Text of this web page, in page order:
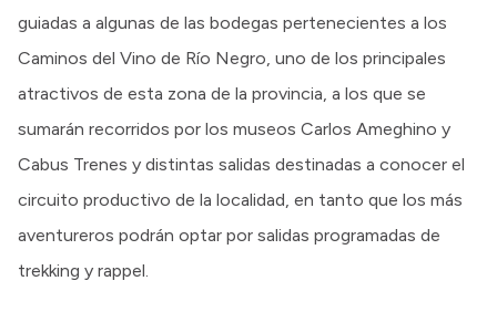
guiadas a algunas de las bodegas pertenecientes a los
Caminos del Vino de Río Negro, uno de los principales
atractivos de esta zona de la provincia, a los que se
sumarán recorridos por los museos Carlos Ameghino y
Cabus Trenes y distintas salidas destinadas a conocer el
circuito productivo de la localidad, en tanto que los más
aventureros podrán optar por salidas programadas de
trekking y rappel.